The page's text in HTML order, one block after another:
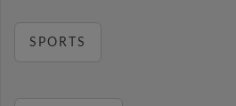
SPORTS